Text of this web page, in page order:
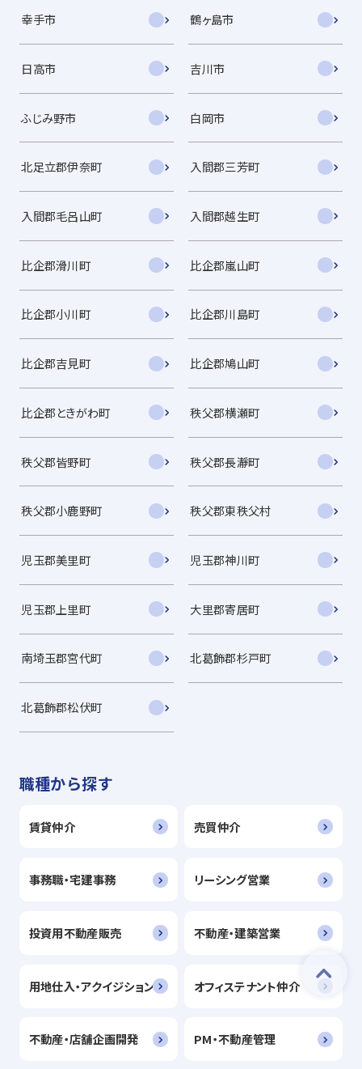
幸手市 鶴ヶ島市
日高市 吉川市
ふじみ野市 白岡市
北足立郡伊奈町 入間郡三芳町
入間郡毛呂山町 入間郡越生町
比企郡滑川町 比企郡嵐山町
比企郡小川町 比企郡川島町
比企郡吉見町 比企郡鳩山町
比企郡ときがわ町 秩父郡横瀬町
秩父郡皆野町 秩父郡長瀞町
秩父郡小鹿野町 秩父郡東秩父村
児玉郡美里町 児玉郡神川町
児玉郡上里町 大里郡寄居町
南埼玉郡宮代町 北葛飾郡杉戸町
北葛飾郡松伏町
職種から探す
賃貸仲介 売買仲介
事務職・宅建事務 リーシング営業
投資用不動産販売 不動産・建築営業
用地仕入・アクイジション オフィステナント仲介
不動産・店舗企画開発 PM・不動産管理